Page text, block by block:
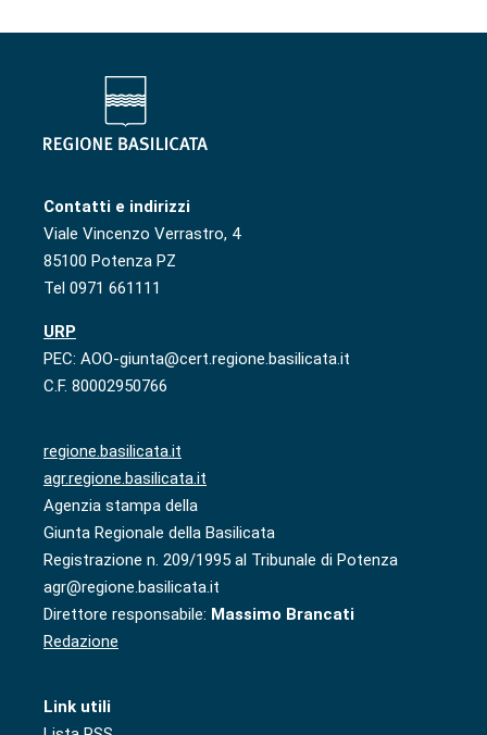
Contatti e indirizzi
Viale Vincenzo Verrastro, 4
85100 Potenza PZ
Tel 0971 661111
URP
PEC: AOO-giunta@cert.regione.basilicata.it
C.F. 80002950766
regione.basilicata.it
agr.regione.basilicata.it
Agenzia stampa della
Giunta Regionale della Basilicata
Registrazione n. 209/1995 al Tribunale di Potenza
agr@regione.basilicata.it
Direttore responsabile: Massimo Brancati
Redazione
Link utili